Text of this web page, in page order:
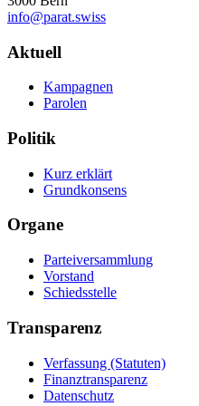
info@parat.swiss
Navigation
Aktuell
Kampagnen
Parolen
Politik
Kurz erklärt
Grundkonsens
Organe
Parteiversammlung
Vorstand
Schiedsstelle
Transparenz
Verfassung (Statuten)
Finanztransparenz
Datenschutz